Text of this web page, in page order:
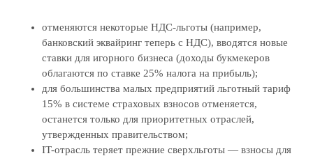
отменяются некоторые НДС-льготы (например,
банковский эквайринг теперь с НДС), вводятся новые
ставки для игорного бизнеса (доходы букмекеров
облагаются по ставке 25% налога на прибыль);
для большинства малых предприятий льготный тариф
15% в системе страховых взносов отменяется,
останется только для приоритетных отраслей,
утвержденных правительством;
IT-отрасль теряет прежние сверхльготы — взносы для